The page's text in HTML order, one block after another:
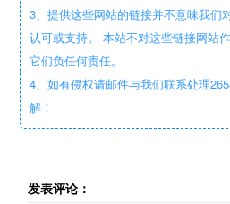
3、提供这些网站的链接并不意味我们
认可或支持。 本站不对这些链接网站
它们负任何责任。
4、如有侵权请邮件与我们联系处理
解！
发表评论：